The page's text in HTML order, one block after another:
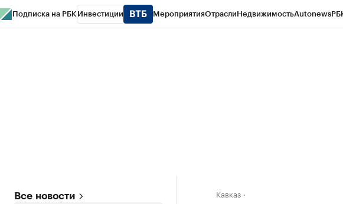
Подписка на РБК Инвестиции МероприятияОтраслиНедвижимостьAutonews
Все новости Кавказ